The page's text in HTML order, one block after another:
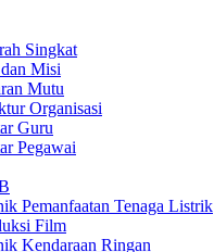
Singkat
Misi
Mutu
Organisasi
Guru
Pegawai
Pemanfaatan Tenaga Listrik
Film
Kendaraan Ringan